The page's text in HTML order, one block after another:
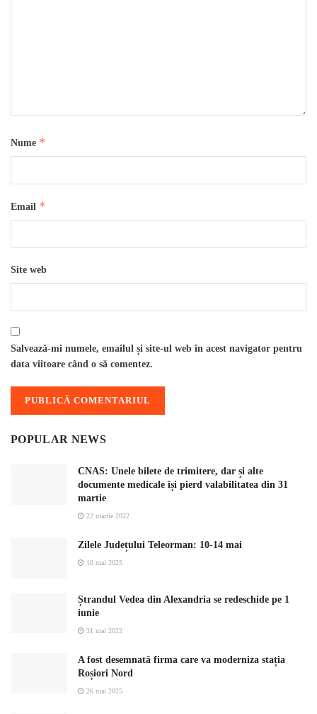
Nume *
Email *
Site web
Salvează-mi numele, emailul și site-ul web în acest navigator pentru
data viitoare când o să comentez.
POPULAR NEWS
CNAS: Unele bilete de trimitere, dar și alte
documente medicale își pierd valabilitatea din 31
martie
22 martie 2022
Zilele Județului Teleorman: 10-14 mai
10 mai 2025
Ștrandul Vedea din Alexandria se redeschide pe 1
iunie
31 mai 2022
A fost desemnată firma care va moderniza stația
Roșiori Nord
26 mai 2025